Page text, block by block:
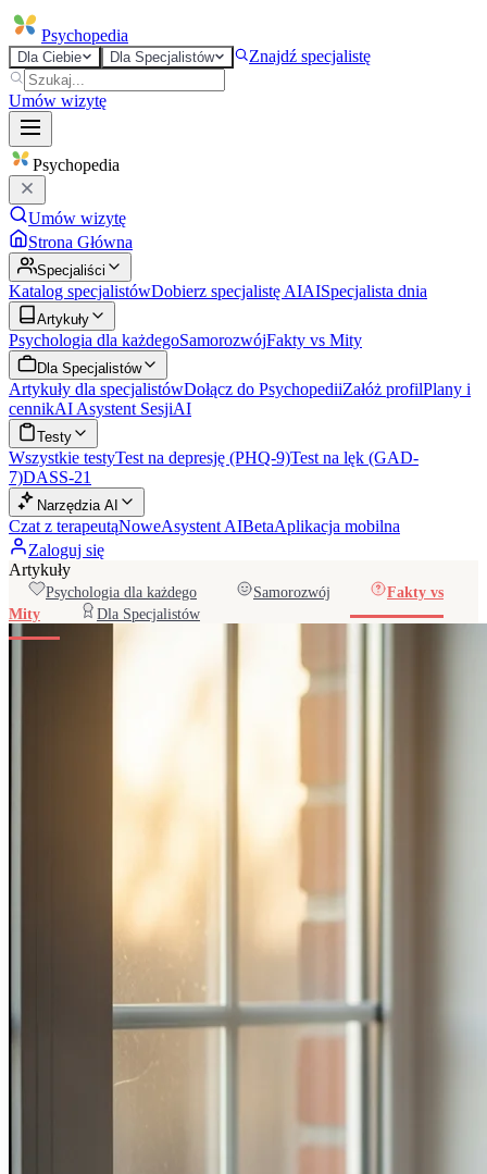
Psychopedia
Dla Ciebie Dla Specjalistów Znajdź specjalistę
Umów wizytę
Psychopedia
Umów wizytę
Strona Główna
Specjaliści
Katalog specjalistówDobierz specjalistę AIAISpecjalista dnia
Artykuły
Psychologia dla każdegoSamorozwójFakty vs Mity
Dla Specjalistów
Artykuły dla specjalistówDołącz do PsychopediiZałóż profilPlany i
cennikAI Asystent SesjiAI
Testy
Wszystkie testyTest na depresję (PHQ-9)Test na lęk (GAD-
7)DASS-21
Narzędzia AI
Czat z terapeutąNoweAsystent AIBetaAplikacja mobilna
Zaloguj się
Artykuły
Psychologia dla każdego Samorozwój
Fakty vs
Mity
Dla Specjalistów